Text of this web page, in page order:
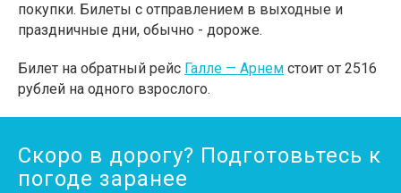
покупки. Билеты с отправлением в выходные и
праздничные дни, обычно - дороже.
Билет на обратный рейс Галле — Арнем стоит от 2516
рублей на одного взрослого.
Скоро в дорогу? Подготовьтесь к
погоде заранее